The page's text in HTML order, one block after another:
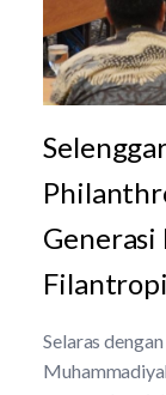
Selaras